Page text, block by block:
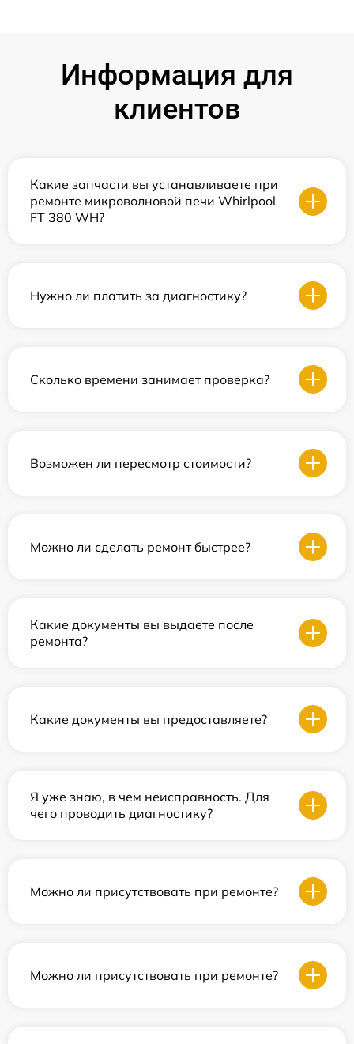
Информация для
клиентов
Какие запчасти вы устанавливаете при
ремонте микроволновой печи Whirlpool
FT 380 WH?
Нужно ли платить за диагностику?
Сколько времени занимает проверка?
Возможен ли пересмотр стоимости?
Можно ли сделать ремонт быстрее?
Какие документы вы выдаете после
ремонта?
Какие документы вы предоставляете?
Я уже знаю, в чем неисправность. Для
чего проводить диагностику?
Можно ли присутствовать при ремонте?
Можно ли присутствовать при ремонте?